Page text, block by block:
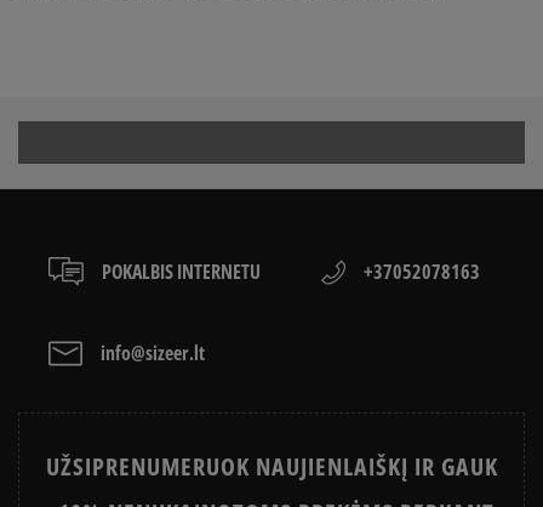
POKALBIS INTERNETU +37052078163
info@sizeer.lt
UŽSIPRENUMERUOK NAUJIENLAIŠKĮ IR GAUK